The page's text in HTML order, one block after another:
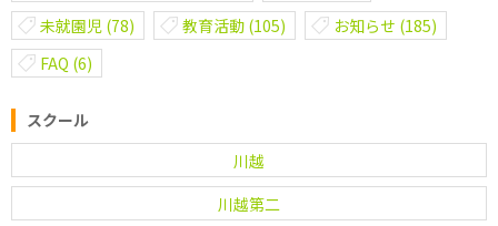
未就園児 (78) 教育活動 (105) お知らせ (185)
FAQ (6)
スクール
川越
川越第二